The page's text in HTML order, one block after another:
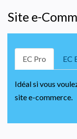
Site e-
EC Pro EC
Idéal si vous
site e-commerce.